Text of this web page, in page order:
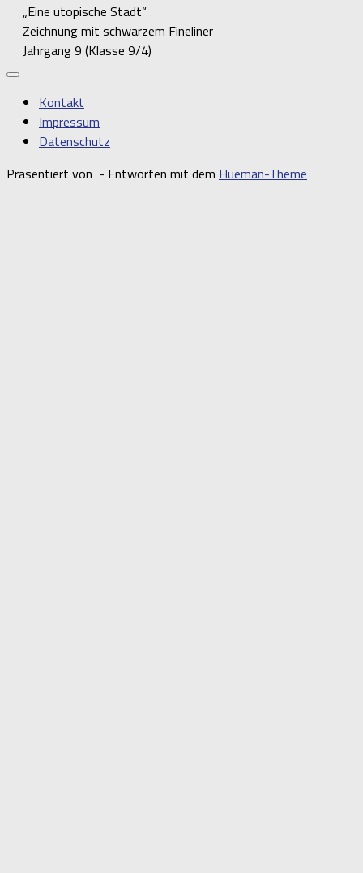
„Eine utopische Stadt“
Zeichnung mit schwarzem Fineliner
Jahrgang 9 (Klasse 9/4)
Kontakt
Impressum
Datenschutz
Präsentiert von - Entworfen mit dem Hueman-Theme